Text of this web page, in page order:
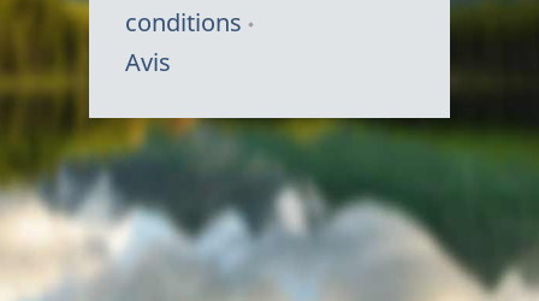
conditions
Avis
Symbole
du